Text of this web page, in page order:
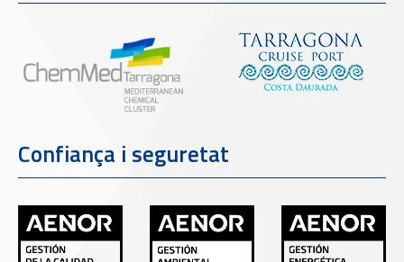
Confiança i seguretat